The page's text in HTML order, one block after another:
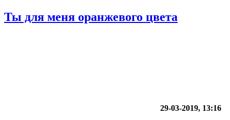
Ты для меня оранжевого цвета
29-03-2019, 13:16